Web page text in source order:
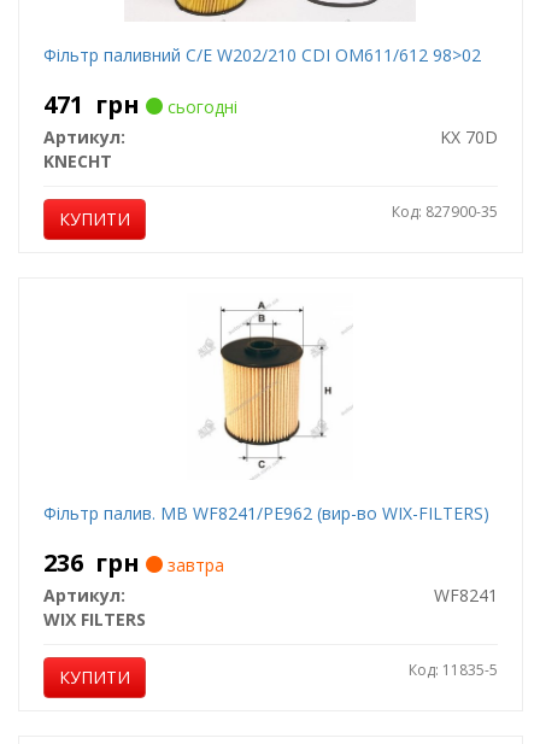
Фільтр паливний C/E W202/210 CDI OM611/612 98>02
471 грн
сьогодні
Артикул:
KX 70D
KNECHT
КУПИТИ Код: 827900-35
Фільтр палив. MB WF8241/PE962 (вир-во WIX-FILTERS)
236 грн
завтра
Артикул:
WF8241
WIX FILTERS
КУПИТИ Код: 11835-5